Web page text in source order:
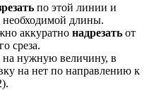
по этой линии и
необходимой длины.
аккуратно надрезать от
среза.
нужную величину, в
на нет по направлению к